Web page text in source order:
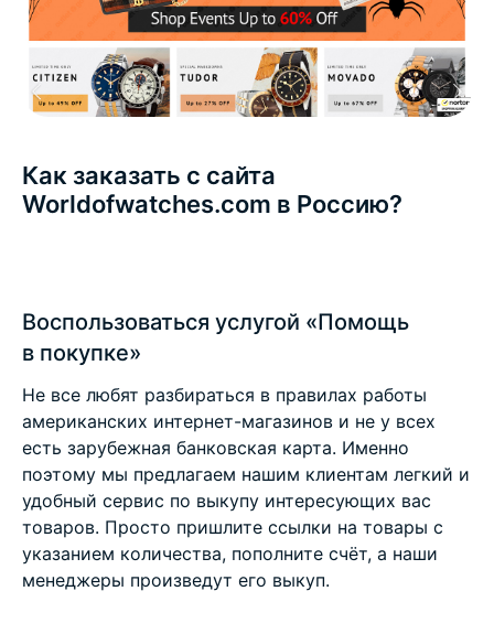
Как заказать с сайта
Worldofwatches.com в Россию?
Воспользоваться услугой «Помощь
в покупке»
Не все любят разбираться в правилах работы
американских интернет-магазинов и не у всех
есть зарубежная банковская карта. Именно
поэтому мы предлагаем нашим клиентам легкий и
удобный сервис по выкупу интересующих вас
товаров. Просто пришлите ссылки на товары с
указанием количества, пополните счёт, а наши
менеджеры произведут его выкуп.